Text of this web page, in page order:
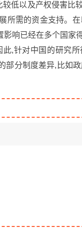
低以及产权侵害比
所需的资金支持。
响已经在多个国家
,针对中国的研究
部分制度差异,比如